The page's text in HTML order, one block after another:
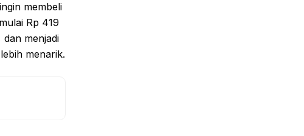
membeli
Rp 419
dan menjadi
menarik.